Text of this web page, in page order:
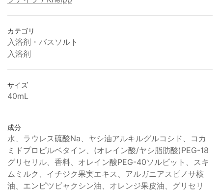
カテゴリ
入浴剤・バスソルト
入浴剤
サイズ
40mL
成分
水、ラウレス硫酸Na、ヤシ油アルキルグルコシド、コカ
ミドプロピルベタイン、(オレイン酸/ヤシ脂肪酸)PEG-18
グリセリル、香料、オレイン酸PEG-40ソルビット、スキ
ムミルク、イチジク果実エキス、アルガニアスピノサ核
油、エンピツビャクシン油、オレンジ果皮油、グリセリ